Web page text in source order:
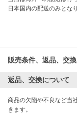
日本国内の配送のみとな
販売条件、返品、交
返品、交換について
商品の欠陥や不良など当
きます。